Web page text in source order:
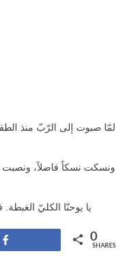
لمّا صبوت إلى الرّبّ منذ
ونسكت نسكاً فاضلاً، ونصبت
يا يوحنّا الكليّ
0
SHARES